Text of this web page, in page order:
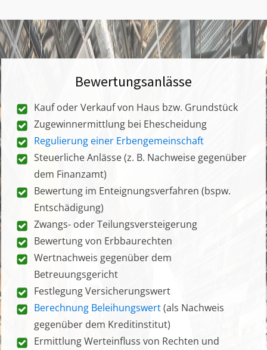
Bewertungsanlässe
Kauf oder Verkauf von Haus bzw. Grundstück
Zugewinnermittlung bei Ehescheidung
Regulierung einer Erbengemeinschaft
Steuerliche Anlässe (z. B. Nachweise gegenüber
dem Finanzamt)
Bewertung im Enteignungsverfahren (bspw.
Entschädigung)
Zwangs- oder Teilungsversteigerung
Bewertung von Erbbaurechten
Wertnachweis gegenüber dem
Betreuungsgericht
Festlegung Versicherungswert
Berechnung Beleihungswert(als Nachweis
gegenüber dem Kreditinstitut)
Ermittlung Werteinfluss von Rechten und